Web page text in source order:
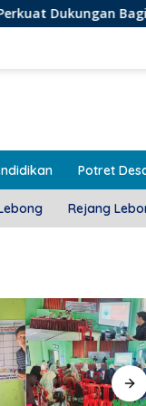
Bagi Pelaku Usaha
Potret
Rejang